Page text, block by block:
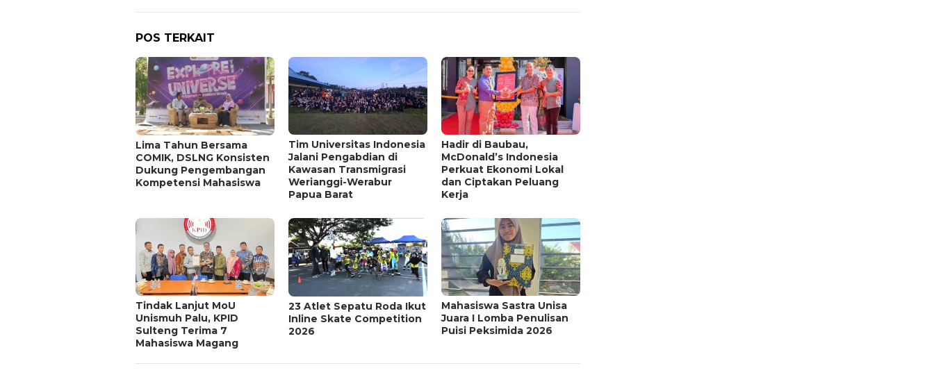
POS TERKAIT
Lima Tahun Bersama
COMIK, DSLNG Konsisten
Dukung Pengembangan
Kompetensi Mahasiswa
Tim Universitas Indonesia
Jalani Pengabdian di
Kawasan Transmigrasi
Werianggi-Werabur
Papua Barat
Hadir di Baubau,
McDonald’s Indonesia
Perkuat Ekonomi Lokal
dan Ciptakan Peluang
Kerja
Tindak Lanjut MoU
Unismuh Palu, KPID
Sulteng Terima 7
Mahasiswa Magang
23 Atlet Sepatu Roda Ikut
Inline Skate Competition
2026
Mahasiswa Sastra Unisa
Juara I Lomba Penulisan
Puisi Peksimida 2026